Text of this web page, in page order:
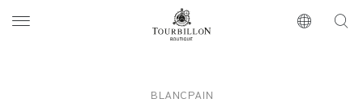
https://www.tourbillon.com/index.php/it
BLANCPAIN